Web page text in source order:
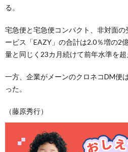
る。
宅急便と宅急便コンパクト、非対面
ービス「EAZY」の合計は2.0％増の2
量と同じく23カ月続けて前年水準を超
一方、企業がメーンのクロネコDM便
った。
（藤原秀行）